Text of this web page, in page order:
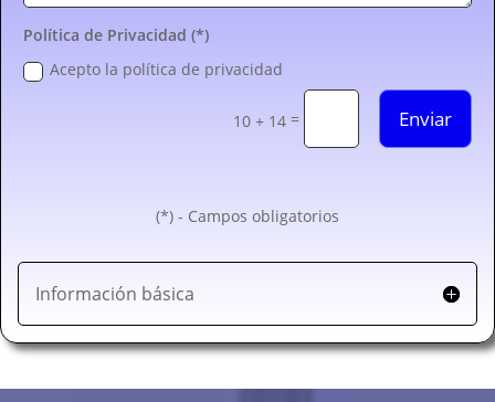
Política de Privacidad (*)
Acepto la política de privacidad
10 + 14 = Enviar
(*) - Campos obligatorios
Información básica